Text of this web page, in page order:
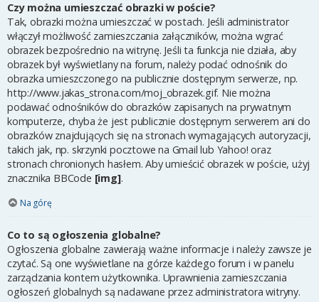
Czy można umieszczać obrazki w poście?
Tak, obrazki można umieszczać w postach. Jeśli administrator
włączył możliwość zamieszczania załączników, można wgrać
obrazek bezpośrednio na witrynę. Jeśli ta funkcja nie działa, aby
obrazek był wyświetlany na forum, należy podać odnośnik do
obrazka umieszczonego na publicznie dostępnym serwerze, np.
http://www.jakas_strona.com/moj_obrazek.gif. Nie można
podawać odnośników do obrazków zapisanych na prywatnym
komputerze, chyba że jest publicznie dostępnym serwerem ani do
obrazków znajdujących się na stronach wymagających autoryzacji,
takich jak, np. skrzynki pocztowe na Gmail lub Yahoo! oraz
stronach chronionych hasłem. Aby umieścić obrazek w poście, użyj
znacznika BBCode [img].
Na górę
Co to są ogłoszenia globalne?
Ogłoszenia globalne zawierają ważne informacje i należy zawsze je
czytać. Są one wyświetlane na górze każdego forum i w panelu
zarządzania kontem użytkownika. Uprawnienia zamieszczania
ogłoszeń globalnych są nadawane przez administratora witryny.